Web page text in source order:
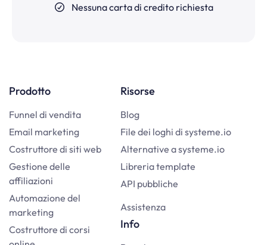
Nessuna carta di credito richiesta
Prodotto
Funnel di vendita
Email marketing
Costruttore di siti web
Gestione delle
affiliazioni
Automazione del
marketing
Costruttore di corsi
Risorse
Blog
File dei loghi di systeme.io
Alternative a systeme.io
Libreria template
API pubbliche
Assistenza
Info